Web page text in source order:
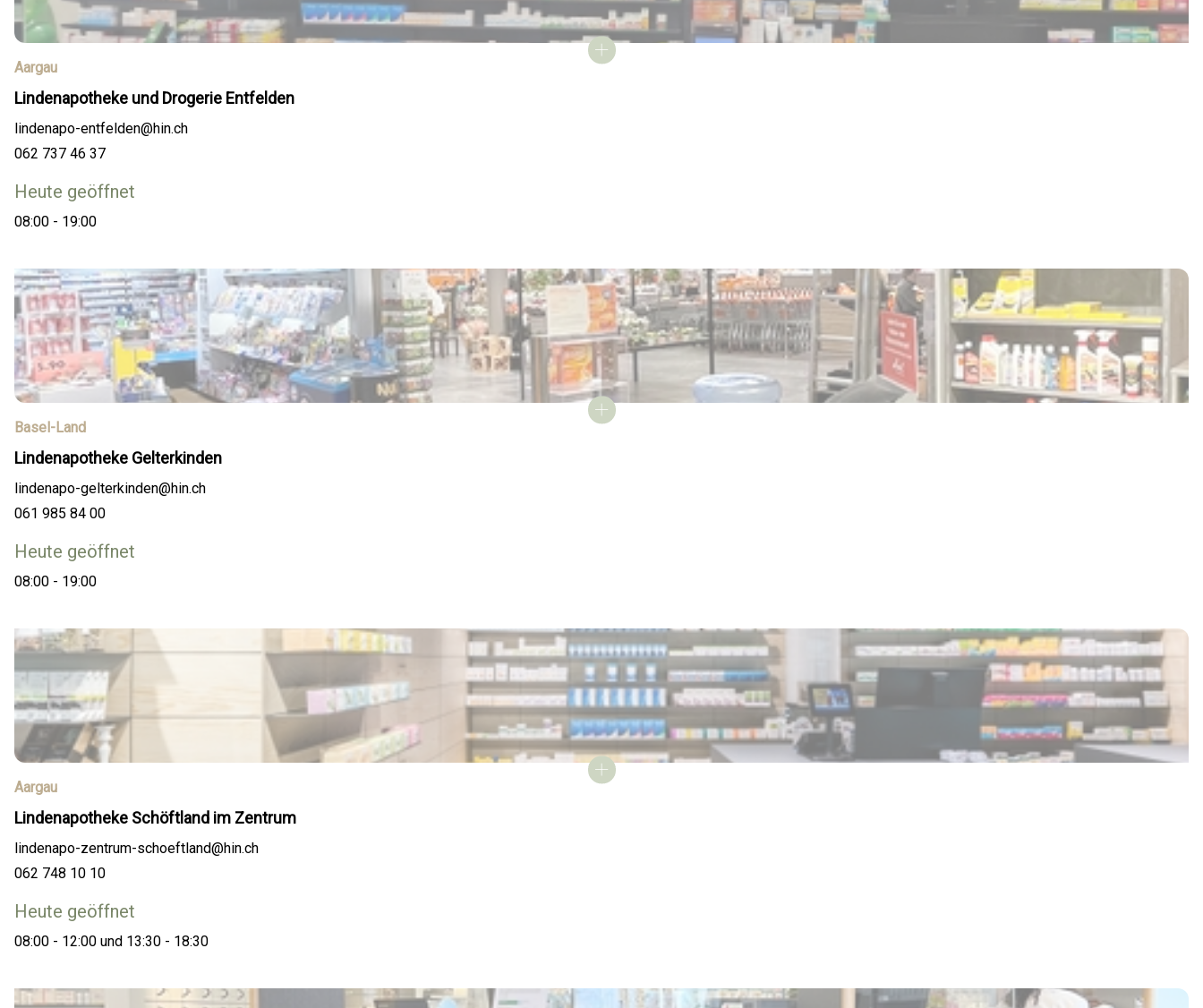
Aargau
Lindenapotheke und Drogerie Entfelden
lindenapo-entfelden@hin.ch
062 737 46 37
Heute geöffnet
08:00 - 19:00
Basel-Land
Lindenapotheke Gelterkinden
lindenapo-gelterkinden@hin.ch
061 985 84 00
Heute geöffnet
08:00 - 19:00
Aargau
Lindenapotheke Schöftland im Zentrum
lindenapo-zentrum-schoeftland@hin.ch
062 748 10 10
Heute geöffnet
08:00 - 12:00 und 13:30 - 18:30